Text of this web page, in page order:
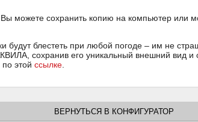
можете сохранить копию на компьютер или
будут блестеть при любой погоде – им не
сохранив его уникальный внешний вид и
этой ссылке.
ВЕРНУТЬСЯ В КОНФИГУРАТОР